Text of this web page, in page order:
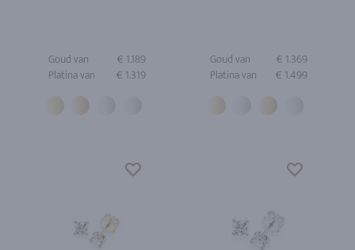
Goud van
€ 1.189
Platina van
€ 1.319
Goud van
€ 1.369
Platina van
€ 1.499